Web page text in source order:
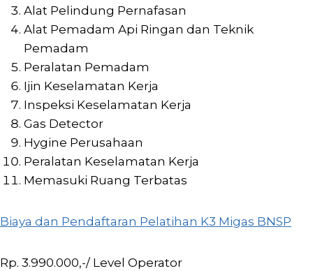
Alat Pelindung Pernafasan
Alat Pemadam Api Ringan dan Teknik
Pemadam
Peralatan Pemadam
Ijin Keselamatan Kerja
Inspeksi Keselamatan Kerja
Gas Detector
Hygine Perusahaan
Peralatan Keselamatan Kerja
Memasuki Ruang Terbatas
Biaya dan Pendaftaran Pelatihan K3 Migas BNSP
Rp. 3.990.000,-/ Level Operator